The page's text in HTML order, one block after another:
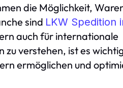
die Möglichkeit,
sind LKW Spedition
auch für internationale
verstehen, ist es
ermöglichen und